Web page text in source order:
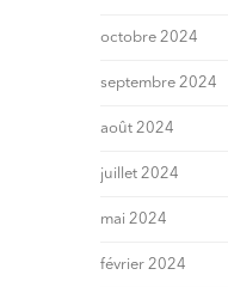
octobre 2024
septembre 2024
août 2024
juillet 2024
mai 2024
février 2024